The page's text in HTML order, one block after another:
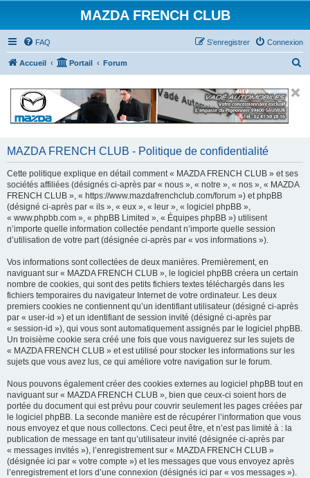
MAZDA FRENCH CLUB
FAQ Connexion
S’enregistrer
Accueil Portail Forum
c
MAZDA FRENCH CLUB - Politique de confidentialité
Cette politique explique en détail comment « MAZDA FRENCH CLUB » et ses
sociétés affiliées (désignés ci-après par « nous », « notre », « nos », « MAZDA
FRENCH CLUB », « https://www.mazdafrenchclub.com/forum ») et phpBB
(désigné ci-après par « ils », « eux », « leur », « logiciel phpBB »,
« www.phpbb.com », « phpBB Limited », « Équipes phpBB ») utilisent
n’importe quelle information collectée pendant n’importe quelle session
d’utilisation de votre part (désignée ci-après par « vos informations »).
Vos informations sont collectées de deux manières. Premièrement, en
naviguant sur « MAZDA FRENCH CLUB », le logiciel phpBB créera un certain
nombre de cookies, qui sont des petits fichiers textes téléchargés dans les
fichiers temporaires du navigateur Internet de votre ordinateur. Les deux
premiers cookies ne contiennent qu’un identifiant utilisateur (désigné ci-après
par « user-id ») et un identifiant de session invité (désigné ci-après par
« session-id »), qui vous sont automatiquement assignés par le logiciel phpBB.
Un troisième cookie sera créé une fois que vous naviguerez sur les sujets de
« MAZDA FRENCH CLUB » et est utilisé pour stocker les informations sur les
sujets que vous avez lus, ce qui améliore votre navigation sur le forum.
Nous pouvons également créer des cookies externes au logiciel phpBB tout en
naviguant sur « MAZDA FRENCH CLUB », bien que ceux-ci soient hors de
portée du document qui est prévu pour couvrir seulement les pages créées par
le logiciel phpBB. La seconde manière est de récupérer l’information que vous
nous envoyez et que nous collectons. Ceci peut être, et n’est pas limité à : la
publication de message en tant qu’utilisateur invité (désignée ci-après par
« messages invités »), l’enregistrement sur « MAZDA FRENCH CLUB »
(désignée ici par « votre compte ») et les messages que vous envoyez après
l’enregistrement et lors d’une connexion (désignés ici par « vos messages »).